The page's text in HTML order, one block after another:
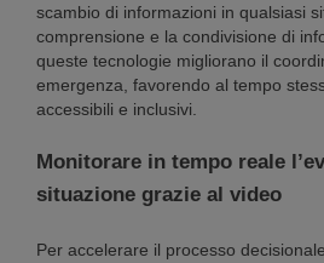
scambio di informazioni in qualsiasi
comprensione e la condivisione di
queste tecnologie migliorano il
emergenza, favorendo al tempo
accessibili e inclusivi.
Monitorare in tempo reale
situazione grazie al video
Per accelerare il processo